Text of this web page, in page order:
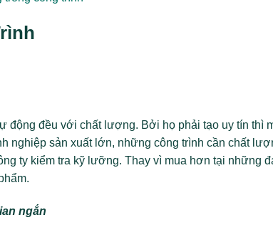
động đều với chất lượng. Bởi họ phải tạo uy tín thì
nghiệp sản xuất lớn, những công trình cần chất
ty kiểm tra kỹ lưỡng. Thay vì mua hơn tại những
ngắn